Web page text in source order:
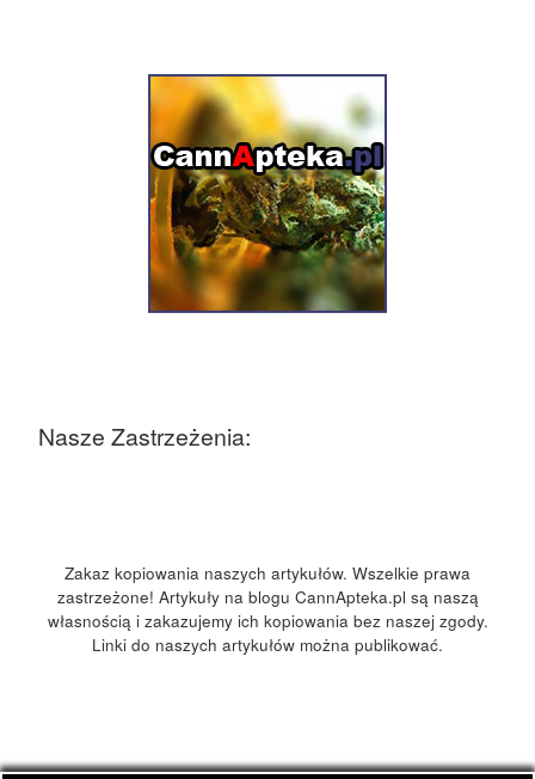
Nasze Zastrzeżenia:
Zakaz kopiowania naszych artykułów. Wszelkie prawa
zastrzeżone! Artykuły na blogu CannApteka.pl są naszą
własnością i zakazujemy ich kopiowania bez naszej zgody.
Linki do naszych artykułów można publikować.